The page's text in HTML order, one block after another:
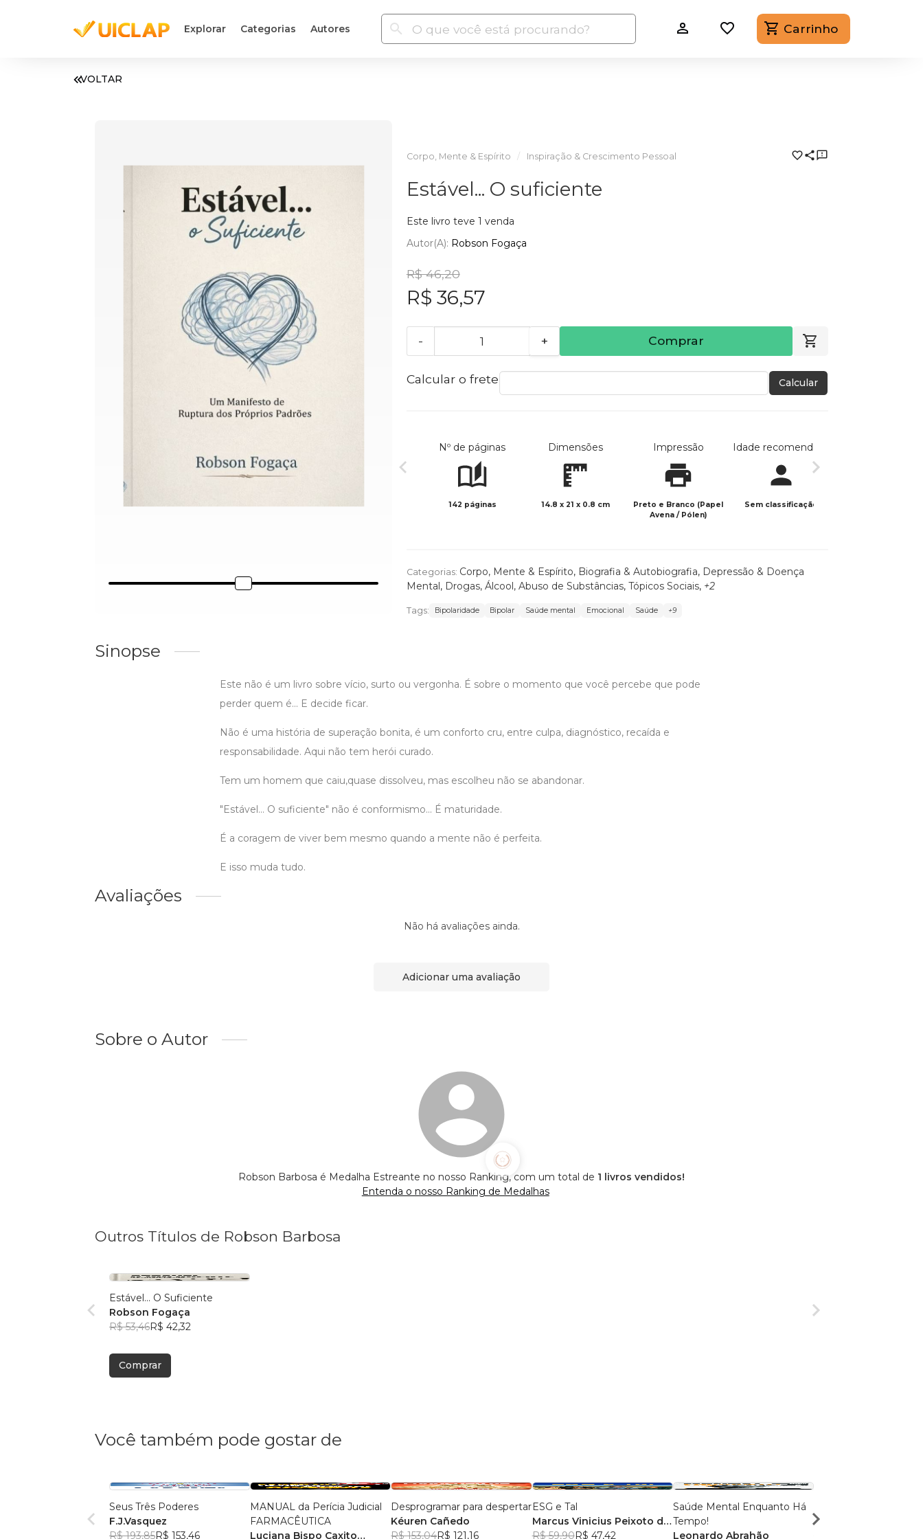
Explorar Categorias Autores Carrinho
VOLTAR
Corpo, Mente & Espírito Inspiração & Crescimento Pessoal
Estável... O suficiente
Este livro teve 1 venda
Autor(a): Robson Fogaça
R$ 46,20
R$ 36,57
- + Comprar
Calcular o frete Calcular
Nº de páginas
142 páginas
Dimensões
14.8 x 21 x 0.8 cm
Impressão
Preto e Branco (Papel
Avena / Pólen)
Idade recomendada
Sem classificação
Categorias: Corpo, Mente & Espírito, Biografia & Autobiografia, Depressão & Doença
Mental, Drogas, Álcool, Abuso de Substâncias, Tópicos Sociais, +2
Tags: Bipolaridade Bipolar Saúde mental Emocional Saúde +9
Sinopse
Este não é um livro sobre vício, surto ou vergonha. É sobre o momento que você percebe que pode
perder quem é... E decide ficar.
Não é uma história de superação bonita, é um conforto cru, entre culpa, diagnóstico, recaída e
responsabilidade. Aqui não tem herói curado.
Tem um homem que caiu,quase dissolveu, mas escolheu não se abandonar.
"Estável... O suficiente" não é conformismo... É maturidade.
É a coragem de viver bem mesmo quando a mente não é perfeita.
E isso muda tudo.
Avaliações
Não há avaliações ainda.
Adicionar uma avaliação
Sobre o Autor
Robson Barbosa é Medalha Estreante no nosso Ranking, com um total de 1 livros vendidos!
Entenda o nosso Ranking de Medalhas
Outros Títulos de Robson Barbosa
Estável... O Suficiente
Robson Fogaça
R$ 53,46R$ 42,32
Comprar
Você também pode gostar de
Seus Três Poderes
F.J.Vasquez
R$ 193,85R$ 153,46
MANUAL da Perícia Judicial
FARMACÊUTICA
Luciana Bispo Caxito
Desprogramar para despertar
Kéuren Cañedo
R$ 153,04R$ 121,16
ESG e Tal
Marcus Vinicius Peixoto da
Silva
R$ 59,90R$ 47,42
Saúde Mental Enquanto Há
Tempo!
Leonardo Abrahão
Charles Assunção